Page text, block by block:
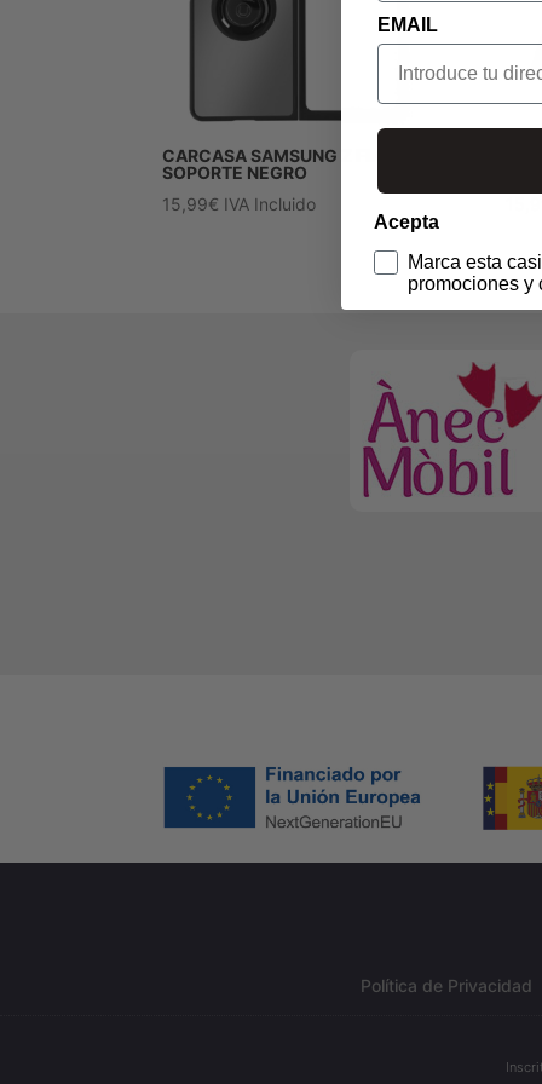
CARCASA SAMSUNG Z FLOD 4 –
SOPORTE NEGRO
15,99€ IVA Incluido
Política de Privacidad
EMAIL
Acepta
Marca esta
promociones y